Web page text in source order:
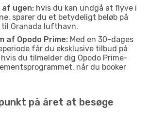
af ugen: hvis du kan undgå at flyve i
sparer du et betydeligt beløb på
Granada lufthavn.
af Opodo Prime: Med en 30-dages
får du eksklusive tilbud på
du tilmelder dig Opodo Prime-
når du booker
på året at besøge